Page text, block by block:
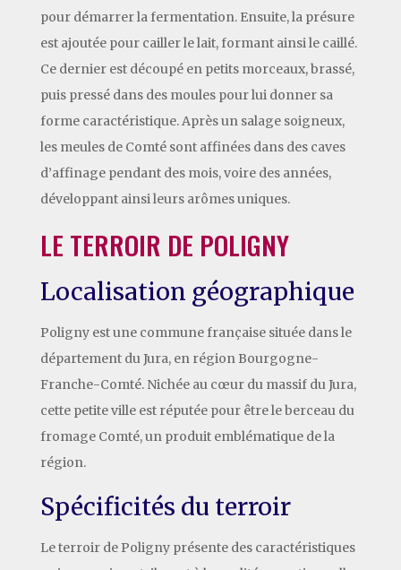
pour démarrer la fermentation. Ensuite, la présure
est ajoutée pour cailler le lait, formant ainsi le caillé.
Ce dernier est découpé en petits morceaux, brassé,
puis pressé dans des moules pour lui donner sa
forme caractéristique. Après un salage soigneux,
les meules de Comté sont affinées dans des caves
d’affinage pendant des mois, voire des années,
développant ainsi leurs arômes uniques.
LE TERROIR DE POLIGNY
Localisation géographique
Poligny est une commune française située dans le
département du Jura, en région Bourgogne-
Franche-Comté. Nichée au cœur du massif du Jura,
cette petite ville est réputée pour être le berceau du
fromage Comté, un produit emblématique de la
région.
Spécificités du terroir
Le terroir de Poligny présente des caractéristiques